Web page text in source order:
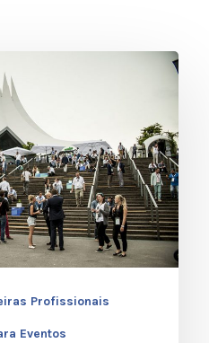
Profissionais
Eventos